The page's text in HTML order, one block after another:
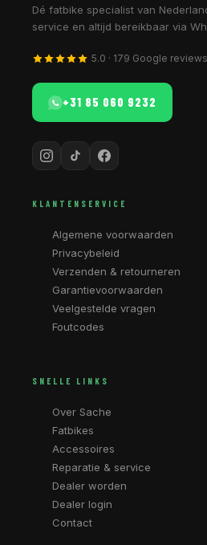
Dé fatbike specialist van
service en altijd bereikbaar via
5.0 · 179 Google reviews
+31 85 060 9232
KLANTENSERVICE
Algemene voorwaarden
Privacybeleid
Verzenden & retourneren
Garantievoorwaarden
Veelgestelde vragen
Foutcodes
SNELLE LINKS
Over Sache
Fatbikes
Accessoires
Reparatie & service
Dealer worden
Dealer login
Contact